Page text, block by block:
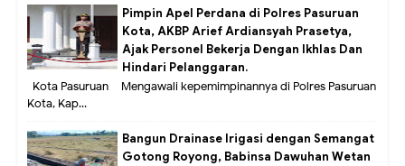
Pimpin Apel Perdana di Polres Pasuruan
Kota, AKBP Arief Ardiansyah Prasetya,
Ajak Personel Bekerja Dengan Ikhlas Dan
Hindari Pelanggaran.
Kota Pasuruan – Mengawali kepemimpinannya di Polres Pasuruan
Kota, Kap...
Bangun Drainase Irigasi dengan Semangat
Gotong Royong, Babinsa Dawuhan Wetan